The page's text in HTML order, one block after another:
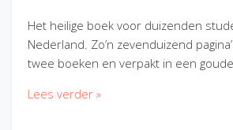
Het heilige boek voor duizenden
Nederland. Zo’n zevenduizend
twee boeken en verpakt in een
Lees verder »